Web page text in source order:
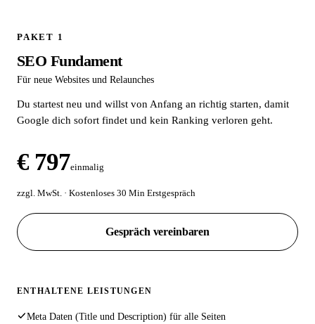
PAKET 1
SEO Fundament
Für neue Websites und Relaunches
Du startest neu und willst von Anfang an richtig starten, damit
Google dich sofort findet und kein Ranking verloren geht.
€ 797einmalig
zzgl. MwSt. · Kostenloses 30 Min Erstgespräch
Gespräch vereinbaren
ENTHALTENE LEISTUNGEN
Meta Daten (Title und Description) für alle Seiten